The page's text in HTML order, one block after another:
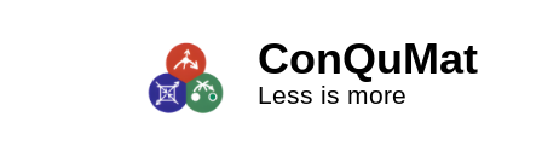
ConQuMat
Less is more